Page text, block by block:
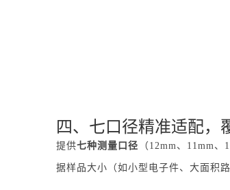
四、七口径精准适配，
提供七种测量口径 （12mm、11mm
据样品大小（如小型电子件、大面积